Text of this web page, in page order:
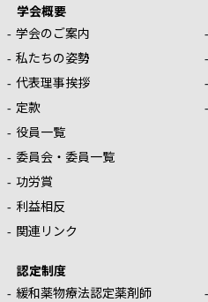
学会概要
学会のご案内
私たちの姿勢
代表理事挨拶
定款
役員一覧
委員会・委員一覧
功労賞
利益相反
関連リンク
認定制度
緩和薬物療法認定薬剤師